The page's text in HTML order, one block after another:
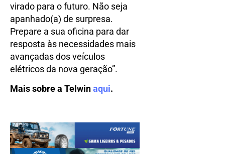
virado para o futuro. Não seja
apanhado(a) de surpresa.
Prepare a sua oficina para dar
resposta às necessidades mais
avançadas dos veículos
elétricos da nova geração”.
Mais sobre a Telwinaqui.